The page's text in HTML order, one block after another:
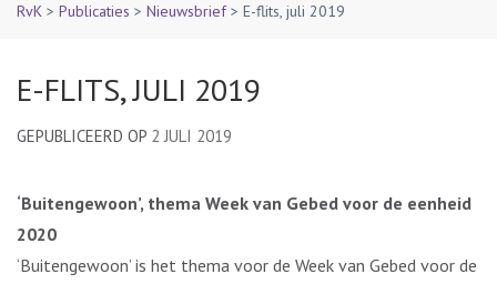
RvK > Publicaties > Nieuwsbrief > E-flits, juli 2019
E-FLITS, JULI 2019
GEPUBLICEERD OP 2 JULI 2019
‘Buitengewoon’, thema Week van Gebed voor de eenheid
2020
‘Buitengewoon’ is het thema voor de Week van Gebed voor de